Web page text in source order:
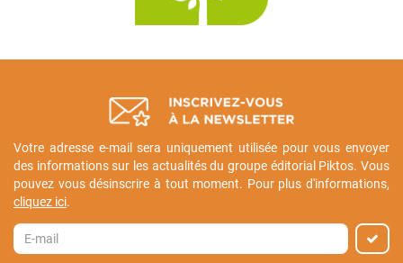
Votre adresse e-mail sera uniquement utilisée pour vous envoyer
des informations sur les actualités du groupe éditorial Piktos. Vous
pouvez vous désinscrire à tout moment. Pour plus d'informations,
cliquez ici.